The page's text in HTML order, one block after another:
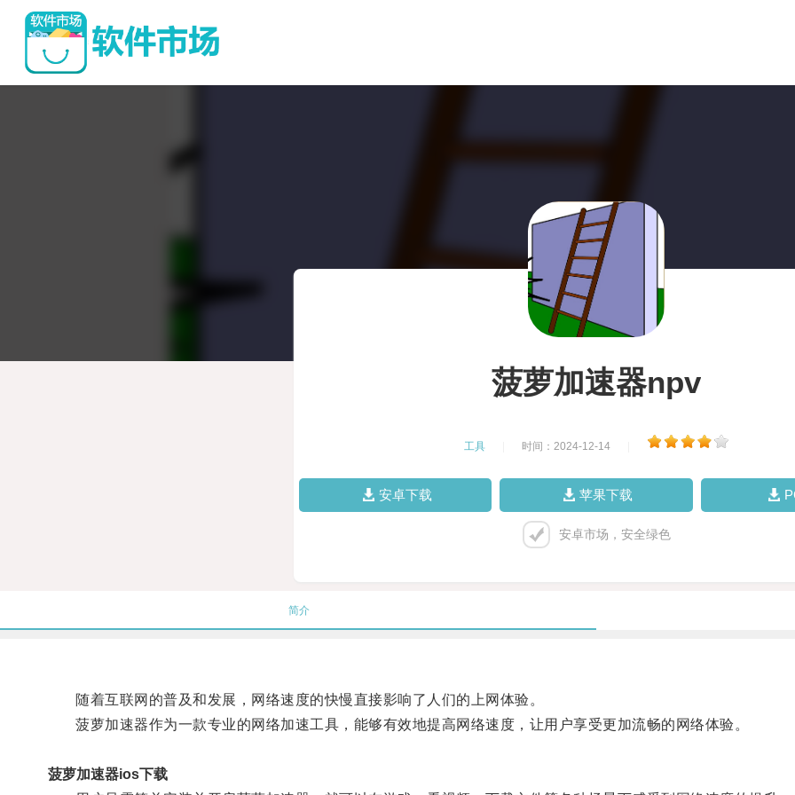
菠萝加速器npv
工具 时间：2024-12-14
安卓下载 苹果下载
安卓市场，安全绿色
简介
随着互联网的普及和发展，网络速度的快慢直接影响了人们的上网体验。
菠萝加速器作为一款专业的网络加速工具，能够有效地提高网络速度，让用户享受更加流畅的网络体验。
菠萝加速器ios下载